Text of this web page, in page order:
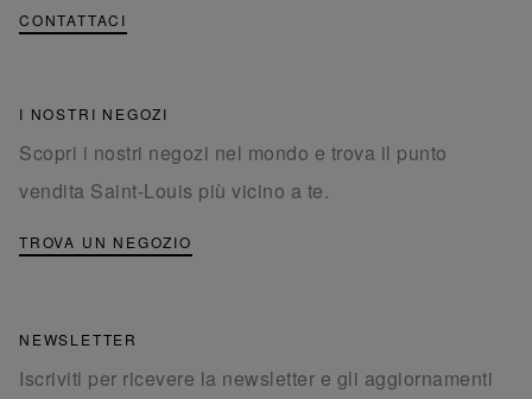
CONTATTACI
I NOSTRI NEGOZI
Scopri i nostri negozi nel mondo e trova il punto
vendita Saint-Louis più vicino a te.
TROVA UN NEGOZIO
NEWSLETTER
Iscriviti per ricevere la newsletter e gli aggiornamenti